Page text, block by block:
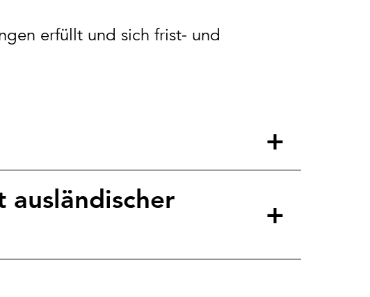
erfüllt und sich frist- und